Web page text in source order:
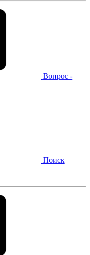
Вопрос -
Поиск